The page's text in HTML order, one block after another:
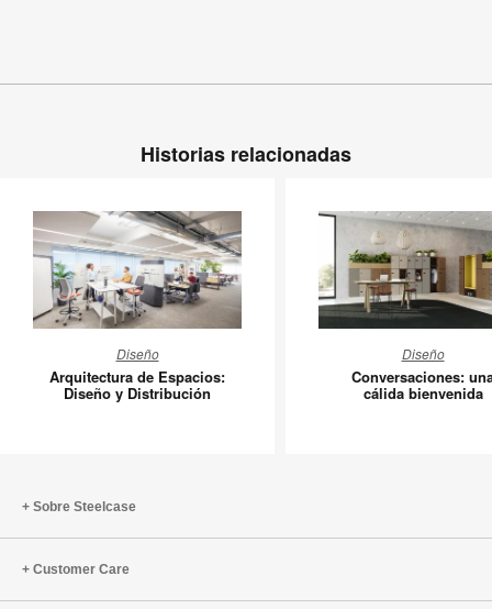
Historias relacionadas
de
Espacios:
Diseño
Arquitectura de Espacios:
Diseño y Distribución
una
cálida
Diseño
Conversaciones:
cálida bienvenida
Sobre Steelcase
Customer Care